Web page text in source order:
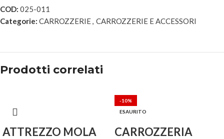
COD: 025-011
Categorie: CARROZZERIE, CARROZZERIE E ACCESSORI
Prodotti correlati
ATTREZZO MOLA
-10%
ESAURITO
CARROZZERIA